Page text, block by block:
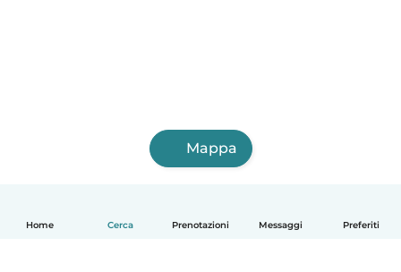
Home Cerca Prenotazioni Messaggi Preferiti
Mappa